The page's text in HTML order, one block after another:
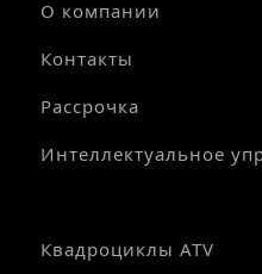
О компании
Контакты
Рассрочка
Интеллектуальное
Квадроциклы ATV